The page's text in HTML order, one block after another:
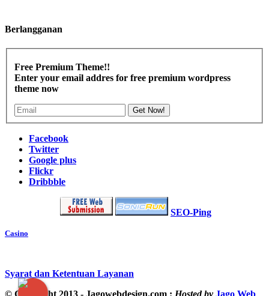
Berlangganan
Free Premium Theme!!
Enter your email addres for free premium wordpress
theme now
Get Now!
Facebook
Twitter
Google plus
Flickr
Dribbble
SEO-Ping
Casino
Syarat dan Ketentuan Layanan